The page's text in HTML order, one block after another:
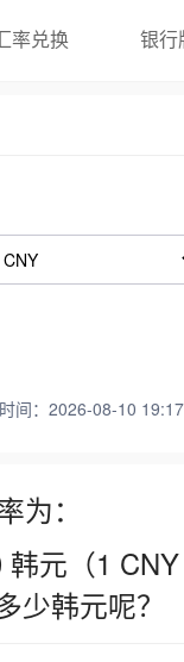
率兑换 银行
间：2026-08-10
为：
元（1
少韩元呢？